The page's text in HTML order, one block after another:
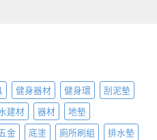
健身器材 健身環
刮泥墊
建材 器材
地墊
金 底塗 廁所刷組
排水墊